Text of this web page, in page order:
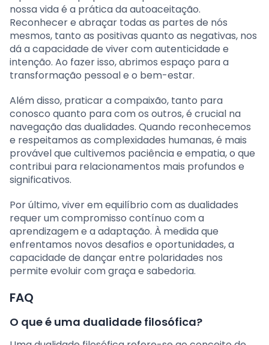
nossa vida é a prática da autoaceitação.
Reconhecer e abraçar todas as partes de nós
mesmos, tanto as positivas quanto as negativas, nos
dá a capacidade de viver com autenticidade e
intenção. Ao fazer isso, abrimos espaço para a
transformação pessoal e o bem-estar.
Além disso, praticar a compaixão, tanto para
conosco quanto para com os outros, é crucial na
navegação das dualidades. Quando reconhecemos
e respeitamos as complexidades humanas, é mais
provável que cultivemos paciência e empatia, o que
contribui para relacionamentos mais profundos e
significativos.
Por último, viver em equilíbrio com as dualidades
requer um compromisso contínuo com a
aprendizagem e a adaptação. À medida que
enfrentamos novos desafios e oportunidades, a
capacidade de dançar entre polaridades nos
permite evoluir com graça e sabedoria.
FAQ
O que é uma dualidade filosófica?